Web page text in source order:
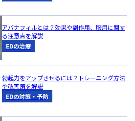
アバナフィルとは？効果や副作用、服用に関す
る注意点を解説
EDの治療
勃起力をアップさせるには？トレーニング方法
や改善策を解説
EDの対策・予防